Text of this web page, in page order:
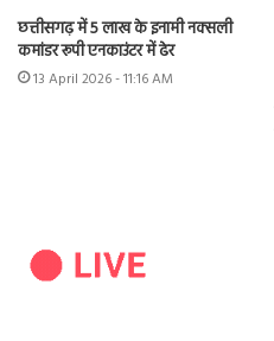
छत्तीसगढ़ में 5 लाख के इनामी नक्सली
कमांडर रूपी एनकाउंटर में ढेर
13 April 2026 - 11:16 AM